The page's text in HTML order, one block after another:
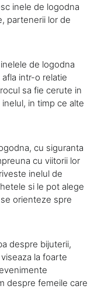
inele de logodna
partenerii lor de
de logodna
intr-o relatie
sa fie cerute in
in timp ce alte
cu siguranta
cu viitorii lor
inelul de
si le pot alege
orienteze spre
despre bijuterii,
la foarte
despre femeile care